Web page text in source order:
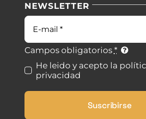
Blog
Contacto
Condiciones de uso
Ley de cookies
Desistimiento
NEWSLETTER
Correo
electrónico
Campos obligatorios *
He leido y acepto la
privacidad
Suscribirse